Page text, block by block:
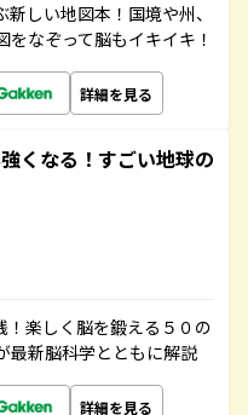
しい地図本！国境や州、
なぞって脳もイキイキ！
詳細を見る
くなる！すごい地球の
！楽しく脳を鍛える５０の
最新脳科学とともに解説
詳細を見る